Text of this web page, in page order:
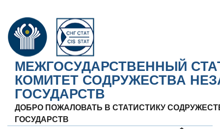
МЕЖГОСУДАРСТВЕННЫЙ
КОМИТЕТ СОДРУЖЕСТВА
ГОСУДАРСТВ
ДОБРО ПОЖАЛОВАТЬ В СТАТИСТИКУ
ГОСУДАРСТВ